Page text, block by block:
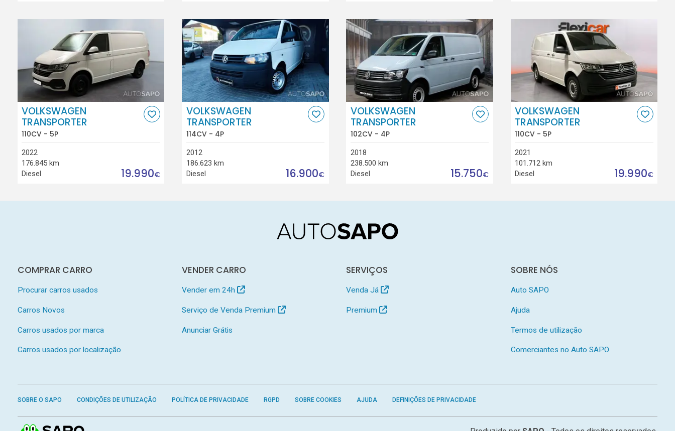
VOLKSWAGEN
TRANSPORTER
110CV - 5P
2022
176.845 km
Diesel
19.990€
VOLKSWAGEN
TRANSPORTER
114CV - 4P
2012
186.623 km
Diesel
16.900€
VOLKSWAGEN
TRANSPORTER
102CV - 4P
2018
238.500 km
Diesel
15.750€
VOLKSWAGEN
TRANSPORTER
110CV - 5P
2021
101.712 km
Diesel
19.990€
COMPRAR CARRO
Procurar carros usados
Carros Novos
Carros usados por marca
Carros usados por localização
VENDER CARRO
Vender em 24h
Serviço de Venda Premium
Anunciar Grátis
SERVIÇOS
Venda Já
Premium
SOBRE NÓS
Auto SAPO
Ajuda
Termos de utilização
Comerciantes no Auto SAPO
SOBRE O SAPO CONDIÇÕES DE UTILIZAÇÃO POLÍTICA DE PRIVACIDADE RGPD SOBRE COOKIES AJUDA DEFINIÇÕES DE PRIVACIDADE